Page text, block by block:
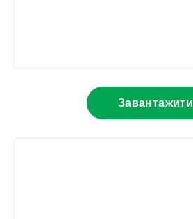
Завантажити